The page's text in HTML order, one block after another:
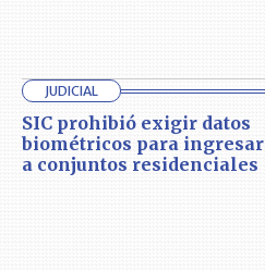
JUDICIAL
SIC prohibió exigir datos
biométricos para ingresar
a conjuntos residenciales